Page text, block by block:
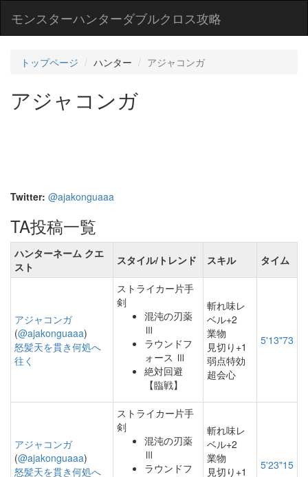
モンスターハンターダブルクロス攻略
トップページ ハンター アジャコンガ
アジャコンガ
Twitter: @ajakonguaaa
TA投稿一覧
ハンターネーム クエ
スト
スタイル/トレンド スキル タイム
アジャコンガ
(@ajakonguaaa)
怒髪天を貫き何処へ
往く
ストライカー片手
剣
混沌の刃薬
Ⅲ
ラウンドフ
ォース Ⅲ
絶対回避
【臨戦】
斬れ味レ
ベル+2
業物
見切り+1
弱点特効
超会心
5'13"73
アジャコンガ
(@ajakonguaaa)
怒髪天を貫き何処へ
ストライカー片手
剣
混沌の刃薬
Ⅲ
ラウンドフ
斬れ味レ
ベル+2
業物
見切り+1
5'23"15